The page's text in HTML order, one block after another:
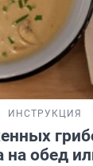
ИНСТРУКЦИЯ
на обед